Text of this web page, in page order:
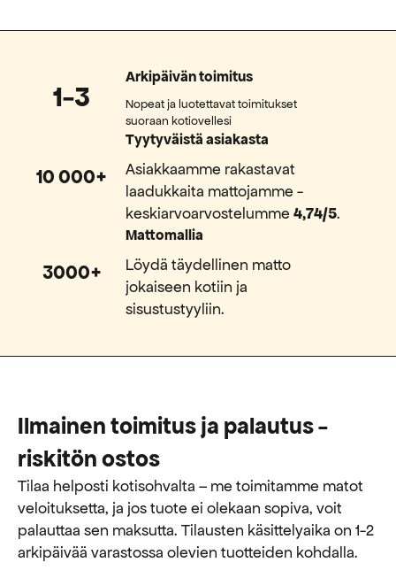
1-3
Arkipäivän toimitus
Nopeat ja luotettavat toimitukset
suoraan kotiovellesi
10 000+
Tyytyväistä asiakasta
Asiakkaamme rakastavat
laadukkaita mattojamme -
keskiarvoarvostelumme4,74/5.
3000+
Mattomallia
Löydä täydellinen matto
jokaiseen kotiin ja
sisustustyyliin.
Ilmainen toimitus ja palautus -
riskitön ostos
Tilaa helposti kotisohvalta – me toimitamme matot
veloituksetta, ja jos tuote ei olekaan sopiva, voit
palauttaa sen maksutta. ​​Tilausten käsittelyaika on 1-2
arkipäivää varastossa olevien tuotteiden kohdalla.